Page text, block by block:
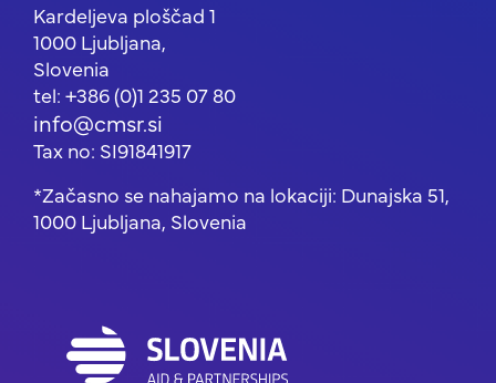
Kardeljeva ploščad 1
1000 Ljubljana,
Slovenia
tel: +386 (0)1 235 07 80
info@cmsr.si
Tax no: SI91841917
*Začasno se nahajamo na lokaciji: Dunajska 51,
1000 Ljubljana, Slovenia